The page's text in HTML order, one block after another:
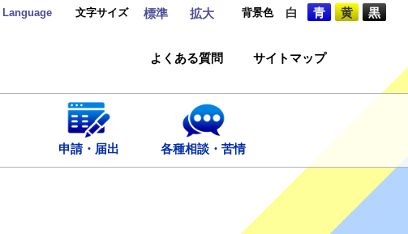
Language 文字サイズ 標準 拡大 背景色 白 青 黄 黒
よくある質問 サイトマップ
申請・届出 各種相談・苦情